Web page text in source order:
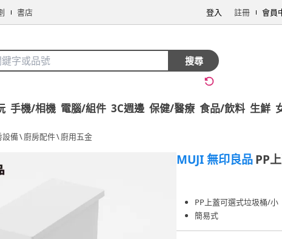
書店 登入 註冊 會員
搜尋
手機/相機 電腦/組件 3C週邊 保健/醫療 食品/飲料 生鮮
設備\廚房配件\廚用五金
MUJI 無印良品PP
PP上蓋可選式垃圾桶/小
簡易式